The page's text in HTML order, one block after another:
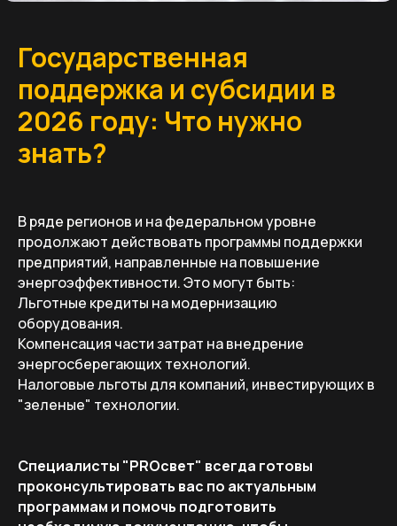
Государственная
поддержка и субсидии в
2026 году: Что нужно
знать?
В ряде регионов и на федеральном уровне
продолжают действовать программы поддержки
предприятий, направленные на повышение
энергоэффективности. Это могут быть:
Льготные кредиты на модернизацию
оборудования.
Компенсация части затрат на внедрение
энергосберегающих технологий.
Налоговые льготы для компаний, инвестирующих в
"зеленые" технологии.
Специалисты "PROсвет" всегда готовы
проконсультировать вас по актуальным
программам и помочь подготовить